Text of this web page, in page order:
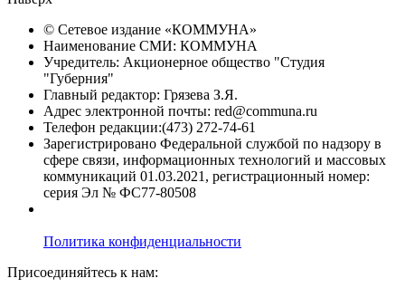
© Сетевое издание «КОММУНА»
Наименование СМИ: КОММУНА
Учредитель: Акционерное общество "Студия
"Губерния"
Главный редактор: Грязева З.Я.
Адрес электронной почты: red@communa.ru
Телефон редакции:(473) 272-74-61
Зарегистрировано Федеральной службой по надзору в
сфере связи, информационных технологий и массовых
коммуникаций 01.03.2021, регистрационный номер:
серия Эл № ФС77-80508
Политика конфиденциальности
Присоединяйтесь к нам: